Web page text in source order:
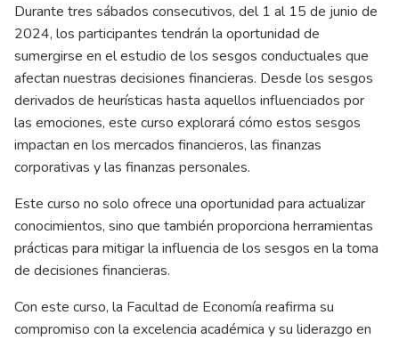
Durante tres sábados consecutivos, del 1 al 15 de junio de
2024, los participantes tendrán la oportunidad de
sumergirse en el estudio de los sesgos conductuales que
afectan nuestras decisiones financieras. Desde los sesgos
derivados de heurísticas hasta aquellos influenciados por
las emociones, este curso explorará cómo estos sesgos
impactan en los mercados financieros, las finanzas
corporativas y las finanzas personales.
Este curso no solo ofrece una oportunidad para actualizar
conocimientos, sino que también proporciona herramientas
prácticas para mitigar la influencia de los sesgos en la toma
de decisiones financieras.
Con este curso, la Facultad de Economía reafirma su
compromiso con la excelencia académica y su liderazgo en